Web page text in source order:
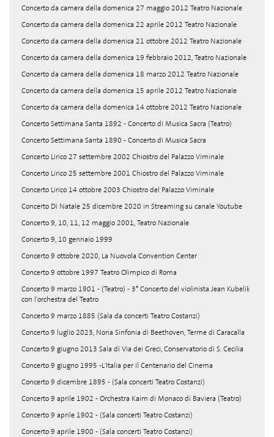
Concerto da camera della domenica 27 maggio 2012 Teatro Nazionale
Concerto da camera della domenica 22 aprile 2012 Teatro Nazionale
Concerto da camera della domenica 21 ottobre 2012 Teatro Nazionale
Concerto da camera della domenica 19 febbraio 2012, Teatro Nazionale
Concerto da camera della domenica 18 marzo 2012 Teatro Nazionale
Concerto da camera della domenica 15 aprile 2012 Teatro Nazionale
Concerto da camera della domenica 14 ottobre 2012 Teatro Nazionale
Concerto Settimana Santa 1892 - Concerto di Musica Sacra (Teatro)
Concerto Settimana Santa 1890 - Concerto di Musica Sacra
Concerto Lirico 27 settembre 2002 Chiostro del Palazzo Viminale
Concerto Lirico 25 settembre 2001 Chiostro del Palazzo Viminale
Concerto Lirico 14 ottobre 2003 Chiostro del Palazzo Viminale
Concerto Di Natale 25 dicembre 2020 in Streaming su canale Youtube
Concerto 9, 10, 11, 12 maggio 2001, Teatro Nazionale
Concerto 9, 10 gennaio 1999
Concerto 9 ottobre 2020, La Nuovola Convention Center
Concerto 9 ottobre 1997 Teatro Olimpico di Roma
Concerto 9 marzo 1901 - (Teatro) - 3° Concerto del violinista Jean Kubelik
con l'orchestra del Teatro
Concerto 9 marzo 1885 (Sala da concerti Teatro Costanzi)
Concerto 9 luglio 2023, Nona Sinfonia di Beethoven, Terme di Caracalla
Concerto 9 giugno 2013 Sala di Via dei Greci, Conservatorio di S. Cecilia
Concerto 9 giugno 1995 -L'Italia per il Centenario del Cinema
Concerto 9 dicembre 1895 - (Sala concerti Teatro Costanzi)
Concerto 9 aprile 1902 - Orchestra Kaim di Monaco di Baviera (Teatro)
Concerto 9 aprile 1902 - (Sala concerti Teatro Costanzi)
Concerto 9 aprile 1900 - (Sala concerti Teatro Costanzi)